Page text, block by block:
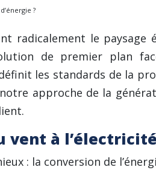
?
radicalement le paysage
de premier plan
les standards de la
approche de la
vent à l’électricité
: la conversion de